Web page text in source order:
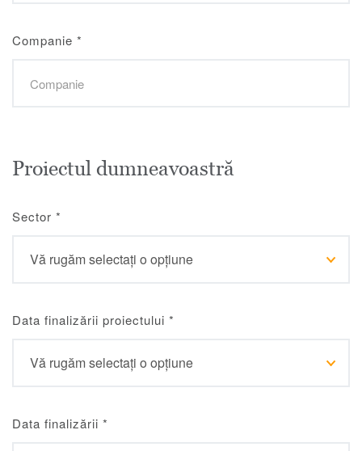
Companie *
Proiectul dumneavoastră
Sector *
Data finalizării proiectului *
Data finalizării *